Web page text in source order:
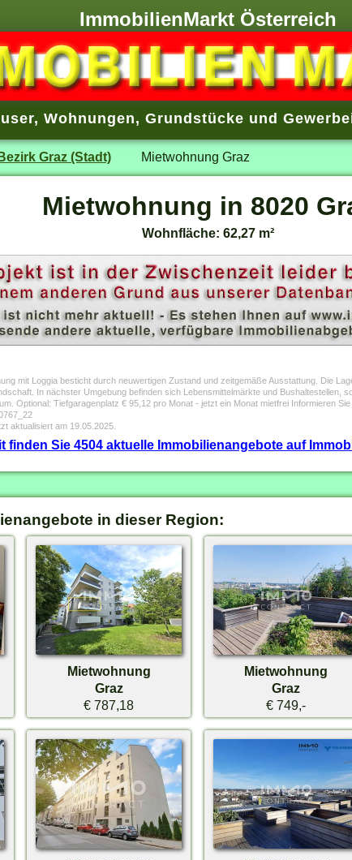
ImmobilienMarkt Österreich
, Wohnungen, Grundstücke und
Graz (Stadt) Mietwohnung Graz
Mietwohnung in 8020
Wohnfläche: 62,27 m²
mit Loggia besticht durch neuwertigen Zustand und zeitgemäße Ausstattung. Die
In nächster Umgebung befinden sich Lebensmittelmärkte und Bushaltestellen,
Optional: Tiefgaragenplatz € 95,12 pro Monat - jetzt ein Monat mietfrei Informieren
aktualisiert am 19.05.2025.
finden Sie 4504 aktuelle Immobilienangebote auf
in dieser Region:
Mietwohnung
Graz
€ 787,18
Mietwohnung
Graz
€ 749,-